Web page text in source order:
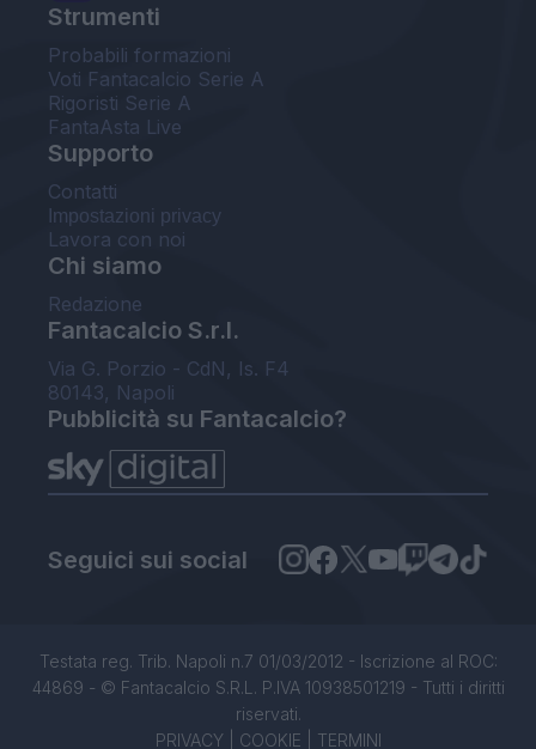
Strumenti
Probabili formazioni
Voti Fantacalcio Serie A
Rigoristi Serie A
FantaAsta Live
Supporto
Contatti
Impostazioni privacy
Lavora con noi
Chi siamo
Redazione
Fantacalcio S.r.l.
Via G. Porzio - CdN, Is. F4
80143, Napoli
Pubblicità su Fantacalcio?
Seguici sui social
Testata reg. Trib. Napoli n.7 01/03/2012 - Iscrizione al ROC:
44869 - © Fantacalcio S.R.L. P.IVA 10938501219 - Tutti i diritti
riservati.
PRIVACY| COOKIE TERMINI